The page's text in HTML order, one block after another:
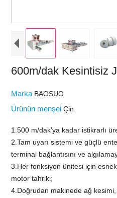
600m/dak Kesintisiz
Marka BAOSUO
Ürünün menşeiÇin
1.500 m/dak'ya kadar istikrarlı
2.Tam uyarı sistemi ve güçlü
terminal bağlantısını ve
3.Her fonksiyon ünitesi için esnek
motor tahriki;
4.Doğrudan makinede ağ